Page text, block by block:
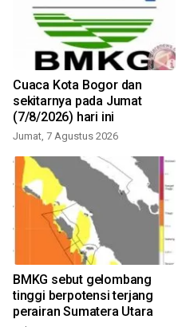
Cuaca Kota Bogor dan
sekitarnya pada Jumat
(7/8/2026) hari ini
Jumat, 7 Agustus 2026
BMKG sebut gelombang
tinggi berpotensi terjang
perairan Sumatera Utara